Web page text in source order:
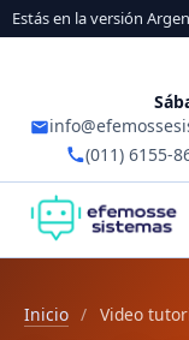
Estás en la versión
(011) 6155-
Inicio / Video